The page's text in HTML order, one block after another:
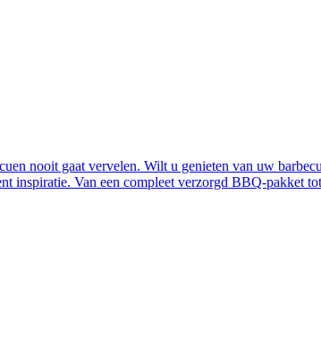
nooit gaat vervelen. Wilt u genieten van uw
inspiratie. Van een compleet verzorgd BBQ-pakket